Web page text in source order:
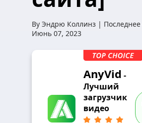
By Эндрю Коллинз |
Июнь 07, 2023
AnyVid -
Лучший
загрузчик
видео